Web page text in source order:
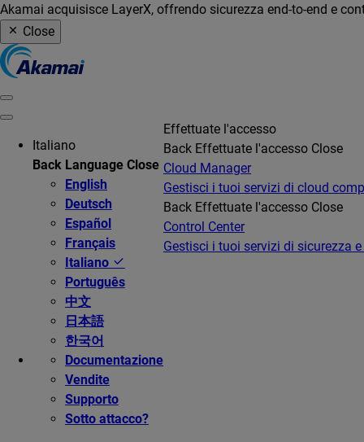
Akamai acquisisce LayerX, offrendo sicurezza end-to-end e
Close
Italiano
Back Language Close
English
Deutsch
Español
Français
Italiano
Português
中文
日本語
한국어
Documentazione
Vendite
Supporto
Sotto attacco?
Effettuate l'accesso
Back Effettuate l'accesso Close
Cloud Manager
Gestisci i tuoi servizi di cloud
Back Effettuate l'accesso Close
Control Center
Gestisci i tuoi servizi di sicurezza